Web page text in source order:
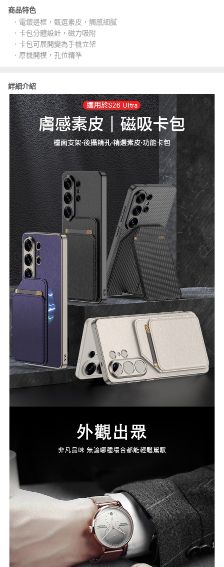
商品特色
．電鍍邊框，甄選素皮，觸感細膩
．卡包分體設計，磁力吸附
．卡包可展開變為手機立架
．原機開模，孔位精準
詳細介紹